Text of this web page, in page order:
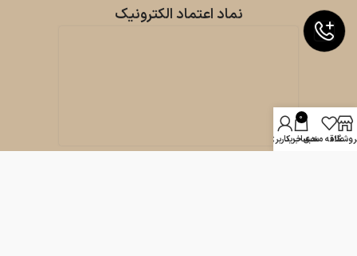
نماد اعتماد الکترونیک
علاقه مندی
0
سبد خرید
حساب کاربری من